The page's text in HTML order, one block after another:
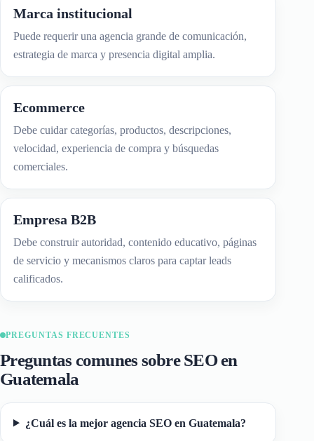
Marca institucional
Puede requerir una agencia grande de comunicación,
estrategia de marca y presencia digital amplia.
Ecommerce
Debe cuidar categorías, productos, descripciones,
velocidad, experiencia de compra y búsquedas
comerciales.
Empresa B2B
Debe construir autoridad, contenido educativo, páginas
de servicio y mecanismos claros para captar leads
calificados.
PREGUNTAS FRECUENTES
Preguntas comunes sobre SEO en
Guatemala
¿Cuál es la mejor agencia SEO en Guatemala?